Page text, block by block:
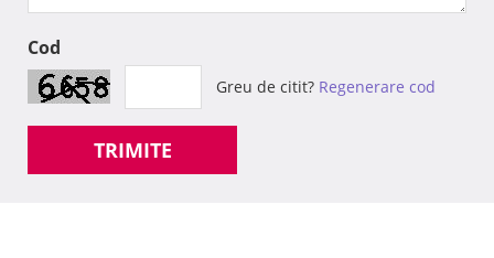
Cod
Greu de citit? Regenerare cod
TRIMITE